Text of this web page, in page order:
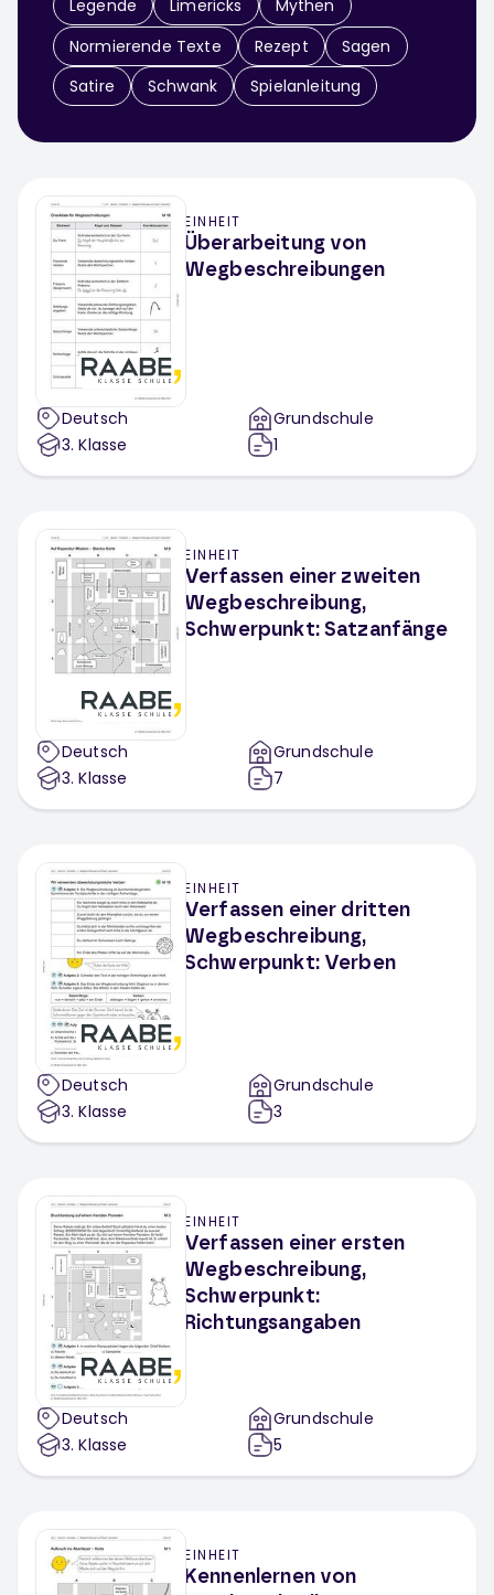
Legende Limericks
Mythen
Normierende Texte
Rezept
Sagen
Satire
Schwank Spielanleitung
EINHEIT
Überarbeitung von
Wegbeschreibungen
Deutsch
3. Klasse
Grundschule
1
EINHEIT
Verfassen einer zweiten
Wegbeschreibung,
Schwerpunkt: Satzanfänge
Deutsch
3. Klasse
Grundschule
7
EINHEIT
Verfassen einer dritten
Wegbeschreibung,
Schwerpunkt: Verben
Deutsch
3. Klasse
Grundschule
3
EINHEIT
Verfassen einer ersten
Wegbeschreibung,
Schwerpunkt:
Richtungsangaben
Deutsch
3. Klasse
Grundschule
5
EINHEIT
Kennenlernen von